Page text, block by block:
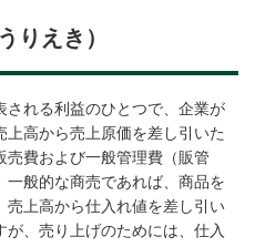
えき）
れる利益のひとつで、企業が
高から売上原価を差し引いた
売費および一般管理費（販管
般的な商売であれば、商品を
上高から仕入れ値を差し引い
、売り上げのためには、仕入